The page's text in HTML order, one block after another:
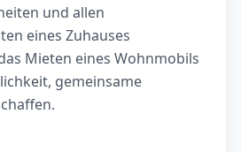
und allen
eines Zuhauses
Mieten eines Wohnmobils
gemeinsame